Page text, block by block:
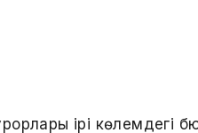
ірі